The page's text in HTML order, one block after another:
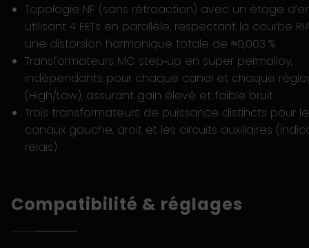
Topologie NF (sans rétroaction) avec un étage
utilisant 4 FETs en parallèle, respectant la courbe
une distorsion harmonique totale de ≈0,003 %
Transformateurs MC step‑up en super permalloy,
indépendants pour chaque canal et chaque
(High/Low), assurant gain élevé et faible bruit
Trois transformateurs de puissance distincts pour
canaux gauche, droit et les circuits auxiliaires
relais)
Compatibilité & réglages